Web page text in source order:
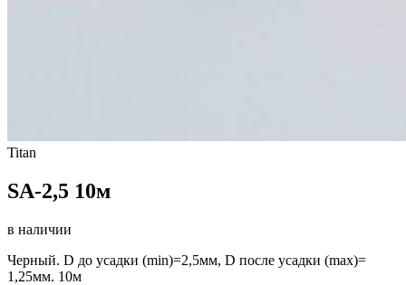
Titan
SA-2,5 10м
в наличии
Черный. D до усадки (min)=2,5мм, D после усадки (max)=
1,25мм. 10м